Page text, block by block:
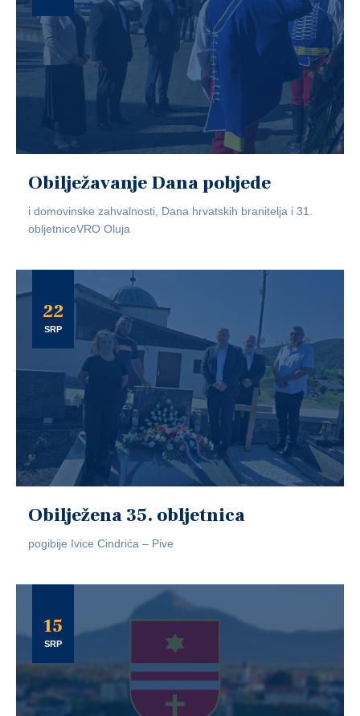
Obilježavanje Dana pobjede
i domovinske zahvalnosti, Dana hrvatskih branitelja i 31.
obljetniceVRO Oluja
22
SRP
Obilježena 35. obljetnica
pogibije Ivice Cindrića – Pive
15
SRP